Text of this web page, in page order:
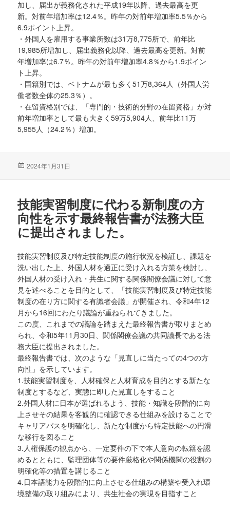
加し、届出が義務化された平成19年以降、過去最高を更
新。対前年増加率は12.4％。昨年の対前年増加率5.5％から
6.9ポイント上昇。
・外国人を雇用する事業所数は31万8,775所で、前年比
19,985所増加し、届出義務化以降、過去最高を更新。対前
年増加率は6.7％。昨年の対前年増加率4.8％から1.9ポイン
ト上昇。
・国籍別では、ベトナムが最も多く51万8,364人（外国人労
働者数全体の25.3％）。
・在留資格別では、「専門的・技術的分野の在留資格」が対
前年増加率として最も大きく59万5,904人、前年比11万
5,955人（24.2％）増加。
投
2024年1月31日
技能実習制度に代わる新制度の方
向性を示す最終報告書が法務大臣
に提出されました。
技能実習制度及び特定技能制度の施行状況を検証し、課題を
洗い出した上、外国人材を適正に受け入れる方策を検討し、
外国人材の受け入れ・共生に関する関係閣僚会議に対して意
見を述べることを目的として、「技能実習制度及び特定技能
制度の在り方に関する有識者会議」が開催され、令和4年12
月から16回にわたり議論が重ねられてきました。
この度、これまでの議論を踏まえた最終報告書が取りまとめ
られ、令和5年11月30日、関係閣僚会議の共同議長である法
務大臣に提出されました。
最終報告書では、次のような「見直しに当たっての4つの方
向性」を示しています。
1.技能実習制度を、人材確保と人材育成を目的とする新たな
制度とするなど、実態に即した見直しをすること
2.外国人材に日本が選ばれるよう、技能・知識を段階的に向
上させその結果を客観的に確認できる仕組みを設けることで
キャリアパスを明確化し、新たな制度から特定技能への円滑
な移行を図ること
3.人権保護の観点から、一定要件の下で本人意向の転籍を認
めるとともに、監理団体等の要件厳格化や関係機関の役割の
明確化等の措置を講じること
4.日本語能力を段階的に向上させる仕組みの構築や受入れ環
境整備の取り組みにより、共生社会の実現を目指すこと